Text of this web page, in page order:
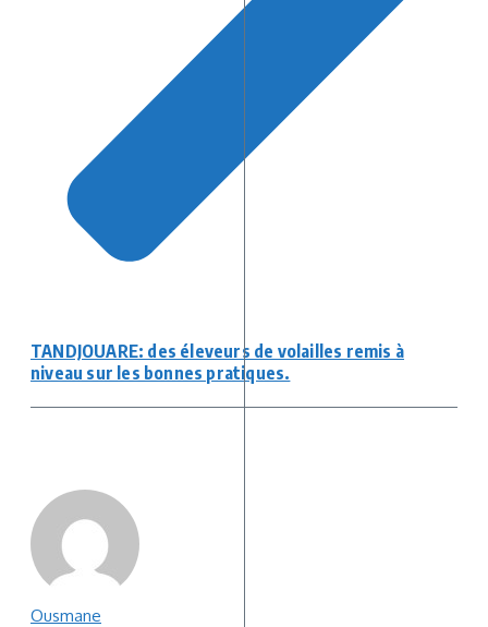
TANDJOUARE: des éleveurs de volailles remis à
niveau sur les bonnes pratiques.
Ousmane